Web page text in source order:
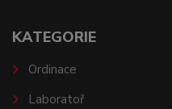
KATEGORIE
Ordinace
Laboratoř